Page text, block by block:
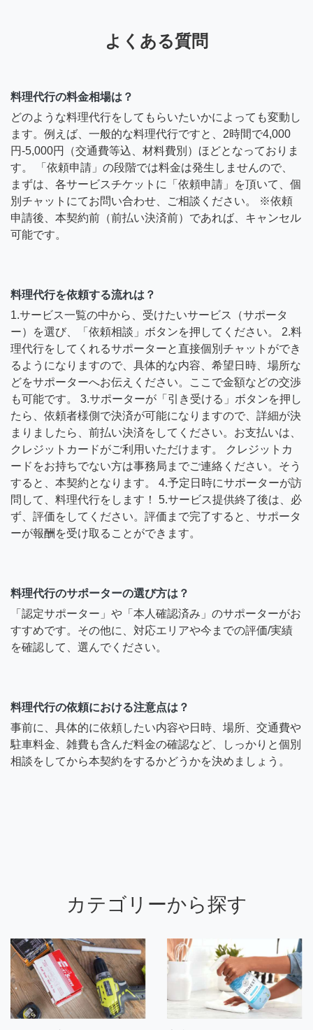
よくある質問
料理代行の料金相場は？
どのような料理代行をしてもらいたいかによっても変動し
ます。例えば、一般的な料理代行ですと、2時間で4,000
円-5,000円（交通費等込、材料費別）ほどとなっておりま
す。 「依頼申請」の段階では料金は発生しませんので、
まずは、各サービスチケットに「依頼申請」を頂いて、個
別チャットにてお問い合わせ、ご相談ください。 ※依頼
申請後、本契約前（前払い決済前）であれば、キャンセル
可能です。
料理代行を依頼する流れは？
1.サービス一覧の中から、受けたいサービス（サポータ
ー）を選び、「依頼相談」ボタンを押してください。 2.料
理代行をしてくれるサポーターと直接個別チャットができ
るようになりますので、具体的な内容、希望日時、場所な
どをサポーターへお伝えください。ここで金額などの交渉
も可能です。 3.サポーターが「引き受ける」ボタンを押し
たら、依頼者様側で決済が可能になりますので、詳細が決
まりましたら、前払い決済をしてください。お支払いは、
クレジットカードがご利用いただけます。 クレジットカ
ードをお持ちでない方は事務局までご連絡ください。そう
すると、本契約となります。 4.予定日時にサポーターが訪
問して、料理代行をします！ 5.サービス提供終了後は、必
ず、評価をしてください。評価まで完了すると、サポータ
ーが報酬を受け取ることができます。
料理代行のサポーターの選び方は？
「認定サポーター」や「本人確認済み」のサポーターがお
すすめです。その他に、対応エリアや今までの評価/実績
を確認して、選んでください。
料理代行の依頼における注意点は？
事前に、具体的に依頼したい内容や日時、場所、交通費や
駐車料金、雑費も含んだ料金の確認など、しっかりと個別
相談をしてから本契約をするかどうかを決めましょう。
カテゴリーから探す